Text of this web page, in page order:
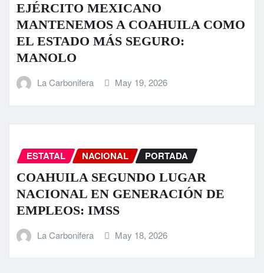
EJÉRCITO MEXICANO
MANTENEMOS A COAHUILA COMO
EL ESTADO MÁS SEGURO:
MANOLO
La Carbonifera May 19, 2026
ESTATAL NACIONAL PORTADA
COAHUILA SEGUNDO LUGAR
NACIONAL EN GENERACIÓN DE
EMPLEOS: IMSS
La Carbonifera May 18, 2026